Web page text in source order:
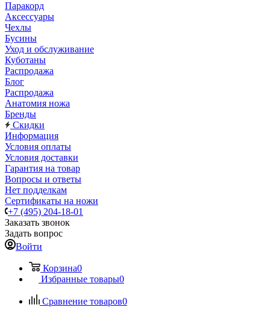
Паракорд
Аксессуары
Чехлы
Бусины
Уход и обслуживание
Куботаны
Распродажа
Блог
Распродажа
Анатомия ножа
Бренды
Скидки
Информация
Условия оплаты
Условия доставки
Гарантия на товар
Вопросы и ответы
Нет подделкам
Сертификаты на ножи
+7 (495) 204-18-01
Заказать звонок
Задать вопрос
Войти
Корзина0
Избранные товары0
Сравнение товаров0